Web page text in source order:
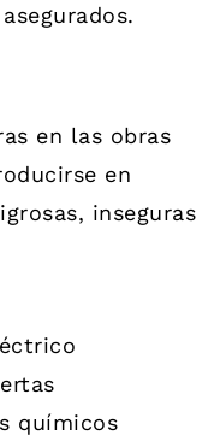
en las obras
en
inseguras
químicos